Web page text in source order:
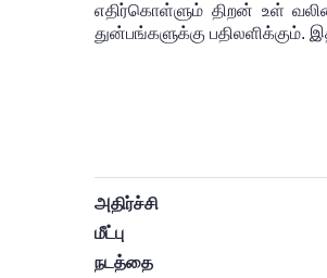
எதிர்கொள்ளும் திறன் உள்
துன்பங்களுக்கு பதிலளிக்கும்.
அதிர்ச்சி
மீட்பு
நடத்தை